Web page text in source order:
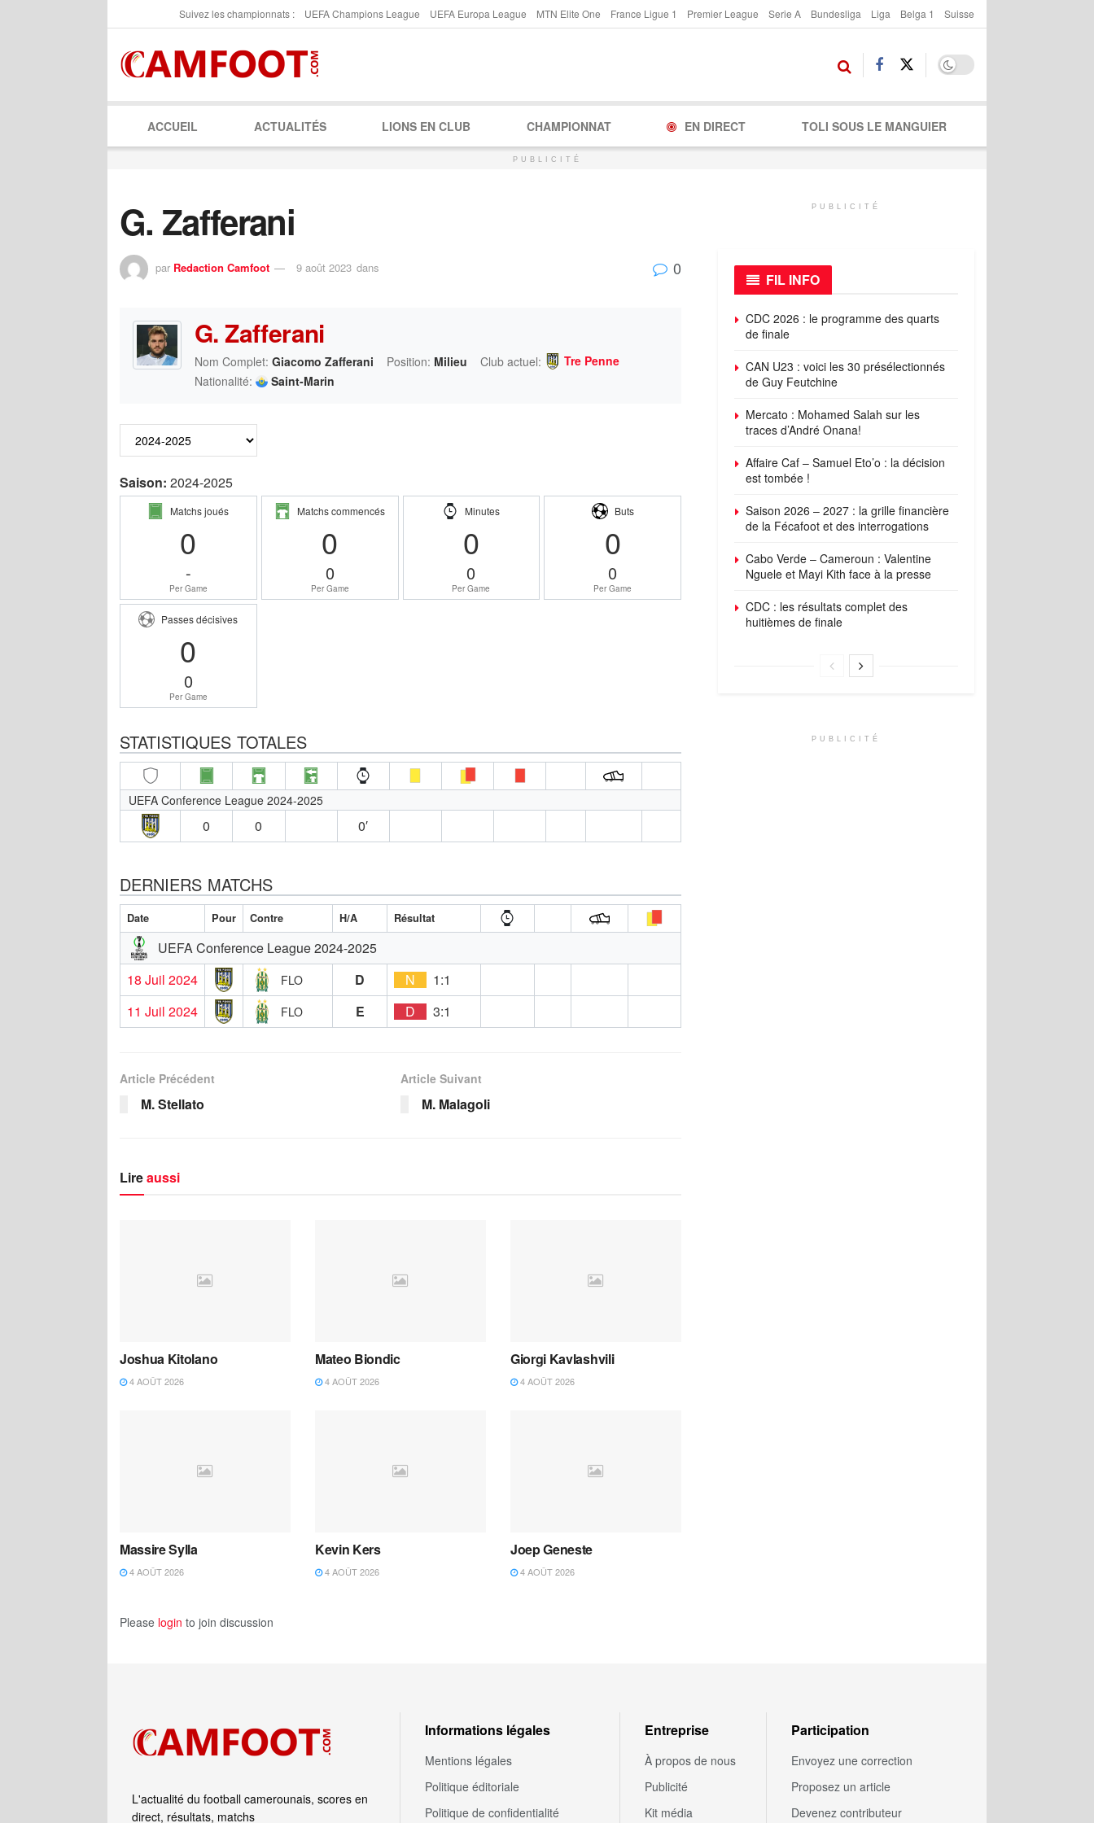
Suivez les championnats : UEFA Champions League UEFA Europa League MTN Elite One France Ligue 1 Premier League Serie A Bundesliga Liga Belga 1 Suisse
ACCUEIL ACTUALITÉS LIONS EN CLUB CHAMPIONNAT EN DIRECT TOLI SOUS LE MANGUIER
PUBLICITÉ
G. Zafferani
par Redaction Camfoot 9 août 2023 dans 0
G. Zafferani
Nom Complet: Giacomo Zafferani Position: Milieu Club actuel:
Tre Penne
Nationalité:
Saint-Marin
Saison: 2024-2025
Matchs joués
0
-
Per Game
Matchs commencés
0
0
Per Game
Minutes
0
0
Per Game
Buts
0
0
Per Game
Passes décisives
0
0
Per Game
STATISTIQUES TOTALES
UEFA Conference League 2024-2025
0 0 0′
DERNIERS MATCHS
Date Pour Contre H/A Résultat
UEFA Conference League 2024-2025
18 Juil 2024
FLO D N
1:1
11 Juil 2024
FLO E D 3:1
Article Précédent
M. Stellato
Article Suivant
M. Malagoli
Lireaussi
Joshua Kitolano
4 AOÛT 2026
Mateo Biondic
4 AOÛT 2026
Giorgi Kavlashvili
4 AOÛT 2026
Massire Sylla
4 AOÛT 2026
Kevin Kers
4 AOÛT 2026
Joep Geneste
4 AOÛT 2026
Please login to join discussion
PUBLICITÉ
FIL INFO
CDC 2026 : le programme des quarts
de finale
CAN U23 : voici les 30 présélectionnés
de Guy Feutchine
Mercato : Mohamed Salah sur les
traces d’André Onana!
Affaire Caf – Samuel Eto’o : la décision
est tombée !
Saison 2026 – 2027 : la grille financière
de la Fécafoot et des interrogations
Cabo Verde – Cameroun : Valentine
Nguele et Mayi Kith face à la presse
CDC : les résultats complet des
huitièmes de finale
PUBLICITÉ
L'actualité du football camerounais, scores en
direct, résultats, matchs
Informations légales
Mentions légales
Politique éditoriale
Politique de confidentialité
Entreprise
À propos de nous
Publicité
Kit média
Participation
Envoyez une correction
Proposez un article
Devenez contributeur